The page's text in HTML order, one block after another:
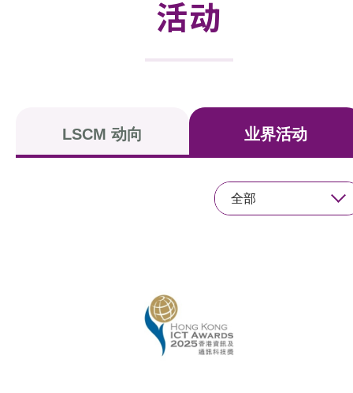
科技分享
活动
LSCM 动向 业界活动
全部